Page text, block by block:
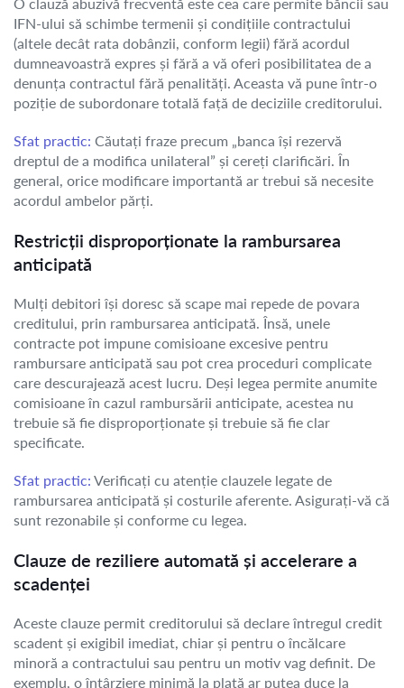
IFN-ului să schimbe termenii și condițiile contractului
(altele decât rata dobânzii, conform legii) fără acordul
dumneavoastră expres și fără a vă oferi posibilitatea de a
denunța contractul fără penalități. Aceasta vă pune într-o
poziție de subordonare totală față de deciziile creditorului.
Sfat practic: Căutați fraze precum „banca își rezervă
dreptul de a modifica unilateral” și cereți clarificări. În
general, orice modificare importantă ar trebui să necesite
acordul ambelor părți.
Restricții disproporționate la rambursarea
anticipată
Mulți debitori își doresc să scape mai repede de povara
creditului, prin rambursarea anticipată. Însă, unele
contracte pot impune comisioane excesive pentru
rambursare anticipată sau pot crea proceduri complicate
care descurajează acest lucru. Deși legea permite anumite
comisioane în cazul rambursării anticipate, acestea nu
trebuie să fie disproporționate și trebuie să fie clar
specificate.
Sfat practic: Verificați cu atenție clauzele legate de
rambursarea anticipată și costurile aferente. Asigurați-vă că
sunt rezonabile și conforme cu legea.
Clauze de reziliere automată și accelerare a
scadenței
Aceste clauze permit creditorului să declare întregul credit
scadent și exigibil imediat, chiar și pentru o încălcare
minoră a contractului sau pentru un motiv vag definit. De
exemplu, o întârziere minimă la plată ar putea duce la